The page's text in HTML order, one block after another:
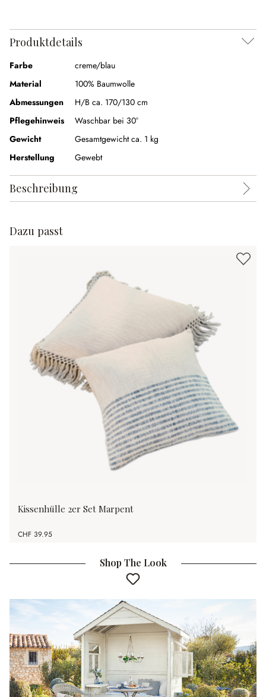
Produktdetails
Farbe
creme/blau
Material
100% Baumwolle
Abmessungen
H/B ca. 170/130 cm
Pflegehinweis
Waschbar bei 30°
Gewicht
Gesamtgewicht ca. 1 kg
Herstellung
Gewebt
Beschreibung
Dazu passt
Kissenhülle 2er Set Marpent
CHF 39.95
Shop The Look